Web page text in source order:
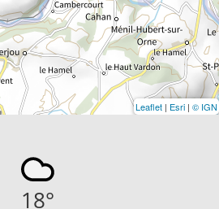
Leaflet | Esri | © IGN
18°